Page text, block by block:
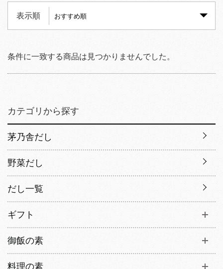
表示順
条件に一致する商品は見つかりませんでした。
カテゴリから探す
茅乃舎だし
野菜だし
だし一覧
ギフト
御飯の素
料理の素